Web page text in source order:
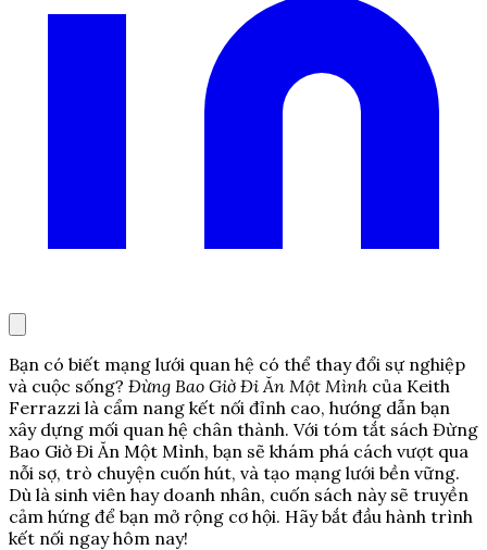
Bạn có biết mạng lưới quan hệ có thể thay đổi sự nghiệp
và cuộc sống? Đừng Bao Giờ Đi Ăn Một Mình của Keith
Ferrazzi là cẩm nang kết nối đỉnh cao, hướng dẫn bạn
xây dựng mối quan hệ chân thành. Với tóm tắt sách Đừng
Bao Giờ Đi Ăn Một Mình, bạn sẽ khám phá cách vượt qua
nỗi sợ, trò chuyện cuốn hút, và tạo mạng lưới bền vững.
Dù là sinh viên hay doanh nhân, cuốn sách này sẽ truyền
cảm hứng để bạn mở rộng cơ hội. Hãy bắt đầu hành trình
kết nối ngay hôm nay!